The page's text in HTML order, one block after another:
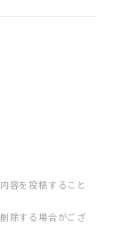
容を投稿すること
除する場合がござ